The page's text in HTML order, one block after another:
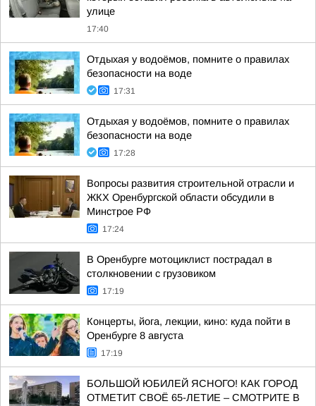
улице
17:40
Отдыхая у водоёмов, помните о правилах
безопасности на воде
17:31
Отдыхая у водоёмов, помните о правилах
безопасности на воде
17:28
Вопросы развития строительной отрасли и
ЖКХ Оренбургской области обсудили в
Минстрое РФ
17:24
В Оренбурге мотоциклист пострадал в
столкновении с грузовиком
17:19
Концерты, йога, лекции, кино: куда пойти в
Оренбурге 8 августа
17:19
БОЛЬШОЙ ЮБИЛЕЙ ЯСНОГО! КАК ГОРОД
ОТМЕТИТ СВОЁ 65-ЛЕТИЕ – СМОТРИТЕ В